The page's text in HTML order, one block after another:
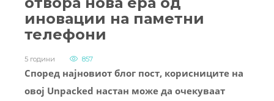
иновации на паметни
телефони
5 години 857
Според најновиот блог пост, корисниците на
овој Unpacked настан може да очекуваат